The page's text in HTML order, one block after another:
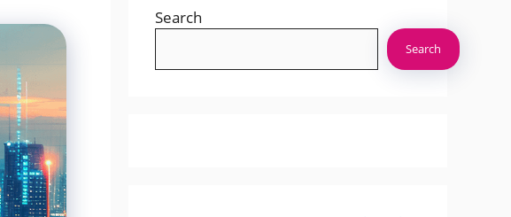
Search
Search